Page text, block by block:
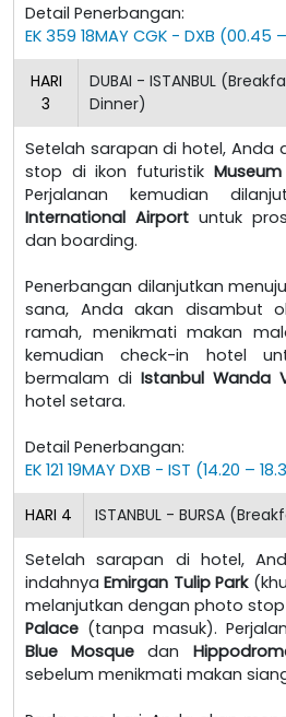
Detail Penerbangan:
EK 359 18MAY CGK - DXB (00.45
HARI
3
DUBAI - ISTANBUL
Dinner)
Setelah sarapan di hotel, Anda
stop di ikon futuristik
Perjalanan kemudian
International Airport untuk
dan boarding.
Penerbangan dilanjutkan menuju
sana, Anda akan disambut
ramah, menikmati makan
kemudian check-in hotel
bermalam di Istanbul Wanda
hotel setara.
Detail Penerbangan:
EK 121 19MAY DXB - IST (14.20 –
HARI 4 ISTANBUL - BURSA
Setelah sarapan di hotel,
indahnyaEmirgan Tulip Park
melanjutkan dengan photo
Palace (tanpa masuk).
Blue Mosque dan
sebelum menikmati makan